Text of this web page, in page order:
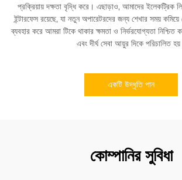
প্রক্রিয়ায় দক্ষতা বৃদ্ধি করে। এছাড়াও, আমাদের ইলেকট্রিক
ইন্টারফেস রয়েছে, যা নতুন অপারেটরদের জন্য শেখার সময়
ব্যবহার করে আমরা টিকে থাকার ক্ষমতা ও নির্ভরযোগ্যতা নিশ্চিত
এবং দীর্ঘ সেবা আয়ুর দিকে পরিচালিত
একটি উদ্ধৃতি পান
কোম্পানির সুবিধা